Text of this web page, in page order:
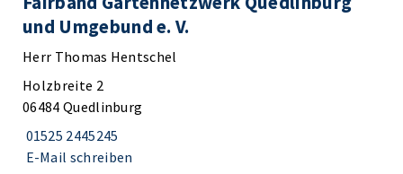
und Umgebund e. V.
Herr Thomas Hentschel
Holzbreite 2
06484 Quedlinburg
01525 2445245
E-Mail schreiben